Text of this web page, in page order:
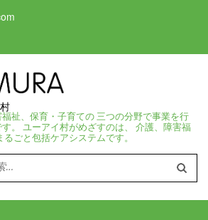
祉、保育・子育ての 三つの分野で事業を行
。 ユーアイ村がめざすのは、 介護、障害福
ごと包括ケアシステムです。